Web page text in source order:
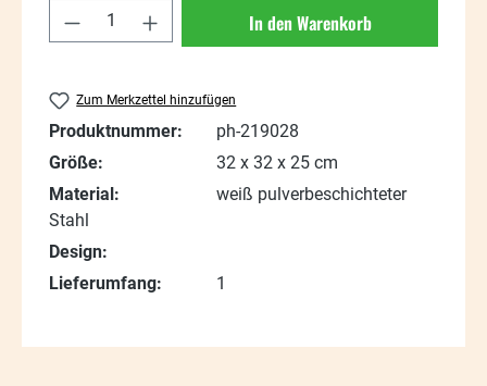
Produkt Anzahl: Gib den gewünschten
In den Warenkorb
Zum Merkzettel hinzufügen
Produktnummer:
ph-219028
Größe:
32 x 32 x 25 cm
Material:
weiß pulverbeschichteter
Stahl
Design:
Lieferumfang:
1